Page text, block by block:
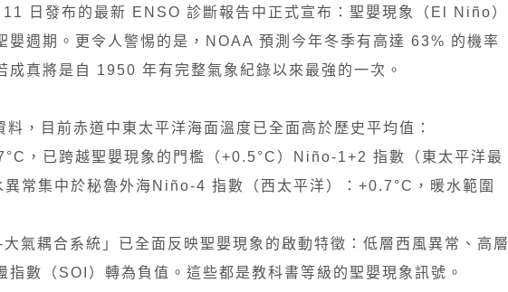
日發布的最新 ENSO 診斷報告中正式宣布：聖嬰現象（El Niño）
嬰週期。更令人警惕的是，NOAA 預測今年冬季有高達 63% 的機率
真將是自 1950 年有完整氣象紀錄以來最強的一次。
，目前赤道中東太平洋海面溫度已全面高於歷史平均值：
，已跨越聖嬰現象的門檻（+0.5°C）Niño-1+2 指數（東太平洋最
常集中於秘魯外海Niño-4 指數（西太平洋）：+0.7°C，暖水範圍
氣耦合系統」已全面反映聖嬰現象的啟動特徵：低層西風異常、高層
數（SOI）轉為負值。這些都是教科書等級的聖嬰現象訊號。